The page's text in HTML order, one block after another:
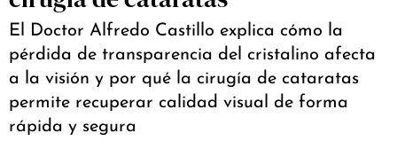
El Doctor Alfredo Castillo explica cómo la
pérdida de transparencia del cristalino afecta
a la visión y por qué la cirugía de cataratas
permite recuperar calidad visual de forma
rápida y segura